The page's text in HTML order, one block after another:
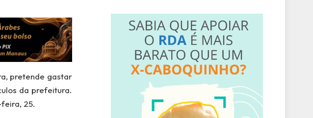
pretende gastar
da prefeitura.
25.